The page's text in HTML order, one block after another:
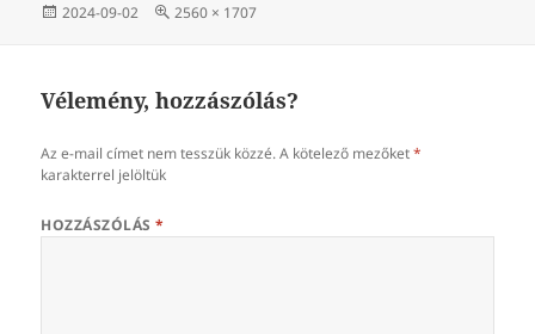
Közzétéve
2024-09-02
Teljes
2560 × 1707
Vélemény, hozzászólás?
Az e-mail címet nem tesszük közzé. A kötelező mezőket*
karakterrel jelöltük
HOZZÁSZÓLÁS*